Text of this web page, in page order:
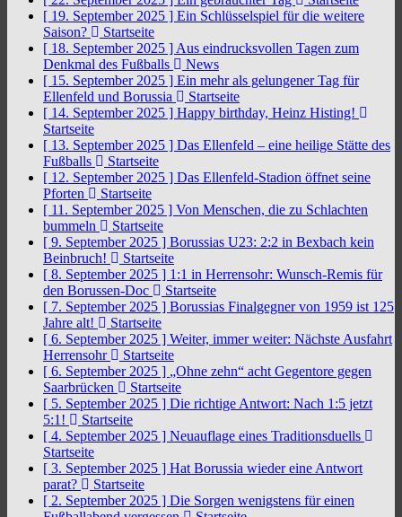
[ 19. September 2025 ] Ein Schlüsselspiel für die weitere
Saison?
Startseite
[ 18. September 2025 ] Aus eindrucksvollen Tagen zum
Denkmal des Fußballs
News
[ 15. September 2025 ] Ein mehr als gelungener Tag für
Ellenfeld und Borussia
Startseite
[ 14. September 2025 ] Happy birthday, Heinz Histing!
Startseite
[ 13. September 2025 ] Das Ellenfeld – eine heilige Stätte des
Fußballs
Startseite
[ 12. September 2025 ] Das Ellenfeld-Stadion öffnet seine
Pforten
Startseite
[ 11. September 2025 ] Von Menschen, die zu Schlachten
bummeln
Startseite
[ 9. September 2025 ] Borussias U23: 2:2 in Bexbach kein
Beinbruch!
Startseite
[ 8. September 2025 ] 1:1 in Herrensohr: Wunsch-Remis für
den Borussen-Doc
Startseite
[ 7. September 2025 ] Borussias Finalgegner von 1959 ist 125
Jahre alt!
Startseite
[ 6. September 2025 ] Weiter, immer weiter: Nächste Ausfahrt
Herrensohr
Startseite
[ 6. September 2025 ] „Ohne zehn“ acht Gegentore gegen
Saarbrücken
Startseite
[ 5. September 2025 ] Die richtige Antwort: Nach 1:5 jetzt
5:1!
Startseite
[ 4. September 2025 ] Neuauflage eines Traditionsduells
Startseite
[ 3. September 2025 ] Hat Borussia wieder eine Antwort
parat?
Startseite
[ 2. September 2025 ] Die Sorgen wenigstens für einen